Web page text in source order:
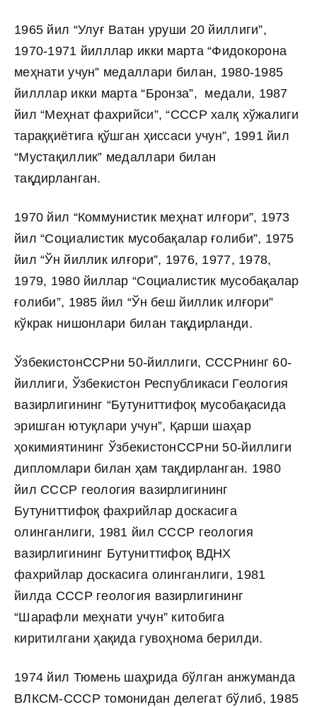
1965 йил “Улуғ Ватан уруши 20 йиллиги”,
1970-1971 йилллар икки марта “Фидокорона
меҳнати учун” медаллари билан, 1980-1985
йилллар икки марта “Бронза”, медали, 1987
йил “Меҳнат фахрийси”, “СССР халқ хўжалиги
тараққиётига қўшган ҳиссаси учун”, 1991 йил
“Мустақиллик” медаллари билан
тақдирланган.
1970 йил “Коммунистик меҳнат илғори”, 1973
йил “Социалистик мусобақалар ғолиби”, 1975
йил “Ўн йиллик илғори”, 1976, 1977, 1978,
1979, 1980 йиллар “Социалистик мусобақалар
ғолиби”, 1985 йил “Ўн беш йиллик илғори”
кўкрак нишонлари билан тақдирланди.
ЎзбекистонССРни 50-йиллиги, СССРнинг 60-
йиллиги, Ўзбекистон Республикаси Геология
вазирлигининг “Бутуниттифоқ мусобақасида
эришган ютуқлари учун”, Қарши шаҳар
ҳокимиятининг ЎзбекистонССРни 50-йиллиги
дипломлари билан ҳам тақдирланган. 1980
йил СССР геология вазирлигининг
Бутуниттифоқ фахрийлар доскасига
олинганлиги, 1981 йил СССР геология
вазирлигининг Бутуниттифоқ ВДНХ
фахрийлар доскасига олинганлиги, 1981
йилда СССР геология вазирлигининг
“Шарафли меҳнати учун” китобига
киритилгани ҳақида гувоҳнома берилди.
1974 йил Тюмень шаҳрида бўлган анжуманда
ВЛКСМ-СССР томонидан делегат бўлиб, 1985